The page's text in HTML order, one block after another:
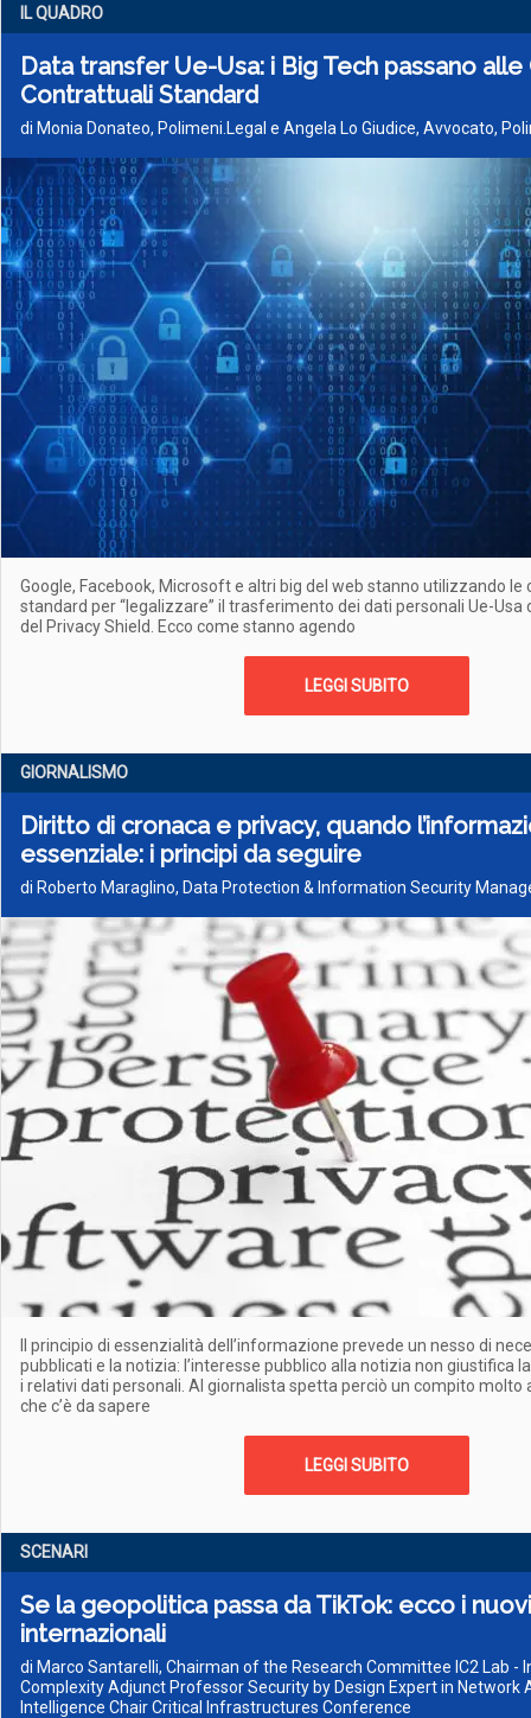
IL QUADRO
Data transfer Ue-Usa: i Big Tech passano
Contrattuali Standard
di Monia Donateo, Polimeni.Legal e Angela Lo Giudice, Avvocato,
Google, Facebook, Microsoft e altri big del web stanno utilizzando
standard per “legalizzare” il trasferimento dei dati personali Ue-Usa
del Privacy Shield. Ecco come stanno agendo
LEGGI SUBITO
GIORNALISMO
Diritto di cronaca e privacy, quando
essenziale: i principi da seguire
di Roberto Maraglino, Data Protection & Information Security
Il principio di essenzialità dell’informazione prevede un nesso di
pubblicati e la notizia: l’interesse pubblico alla notizia non giustifica
i relativi dati personali. Al giornalista spetta perciò un compito molto
che c’è da sapere
LEGGI SUBITO
SCENARI
Se la geopolitica passa da TikTok: ecco i
internazionali
di Marco Santarelli, Chairman of the Research Committee IC2 Lab -
Complexity Adjunct Professor Security by Design Expert in Network
Intelligence Chair Critical Infrastructures Conference